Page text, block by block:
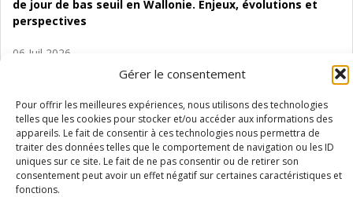
Gérer le consentement
Pour offrir les meilleures expériences, nous utilisons des technologies
telles que les cookies pour stocker et/ou accéder aux informations des
appareils. Le fait de consentir à ces technologies nous permettra de
traiter des données telles que le comportement de navigation ou les ID
uniques sur ce site. Le fait de ne pas consentir ou de retirer son
consentement peut avoir un effet négatif sur certaines caractéristiques et
fonctions.
de jour de bas seuil en Wallonie. Enjeux, évolutions et
perspectives
06 Juil 2026
Étude d’évaluabilité des Structures
01 Juil 2026
Pénurie du personnel infirmier :quels indicateurs
d’offre de soins pour comprendre la situation en
Wallonie ?